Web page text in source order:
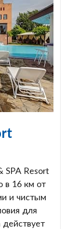
SPA Resort
в 16 км от
и чистым
для